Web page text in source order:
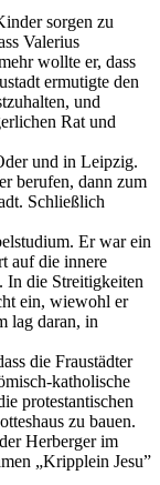
sorgen zu
Valerius
wollte er, dass
ermutigte den
und
Rat und
und in Leipzig.
berufen, dann zum
Schließlich
Er war ein
auf die innere
In die Streitigkeiten
ein, wiewohl er
lag daran, in
die Fraustädter
katholische
protestantischen
zu bauen.
Herberger im
„Kripplein Jesu”